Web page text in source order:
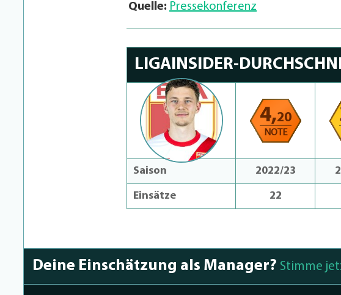
Quelle: Pressekonferenz
LIGAINSIDER-
4,20
NOTE
Saison 2022/23
Einsätze 22
Deine Einschätzung als Manager? Stimme